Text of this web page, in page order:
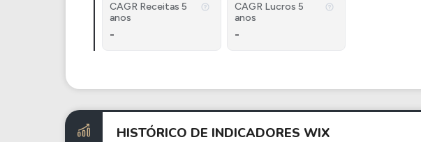
CAGR Receitas 5
anos
-
CAGR Lucros 5
anos
-
HISTÓRICO DE INDICADORES WIX